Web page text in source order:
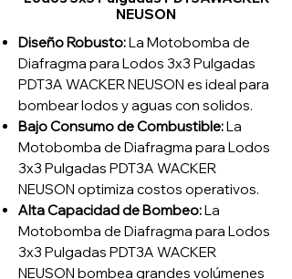
NEUSON
Diseño Robusto:La Motobomba de
Diafragma para Lodos 3x3 Pulgadas
PDT3A WACKER NEUSON es ideal para
bombear lodos y aguas con solidos.
Bajo Consumo de Combustible:La
Motobomba de Diafragma para Lodos
3x3 Pulgadas PDT3A WACKER
NEUSON optimiza costos operativos.
Alta Capacidad de Bombeo:La
Motobomba de Diafragma para Lodos
3x3 Pulgadas PDT3A WACKER
NEUSON bombea grandes volúmenes